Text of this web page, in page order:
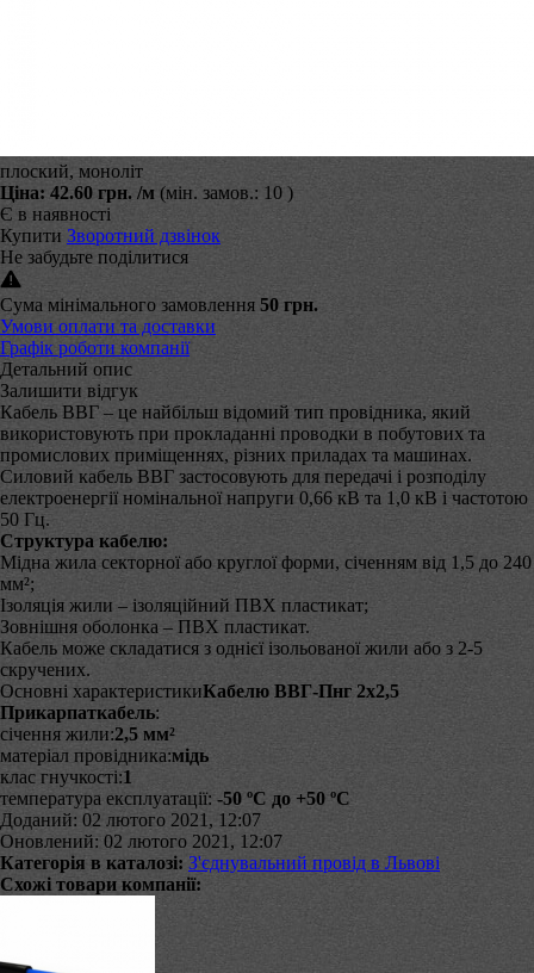
плоский, моноліт
Ціна: 42.60 грн. /м (мін. замов.: 10 )
Є в наявності
Купити Зворотний дзвінок
Не забудьте поділитися
Сума мінімального замовлення 50 грн.
Умови оплати та доставки
Графік роботи компанії
Детальний опис
Залишити відгук
Кабель ВВГ – це найбільш відомий тип провідника, який
використовують при прокладанні проводки в побутових та
промислових приміщеннях, різних приладах та машинах.
Силовий кабель ВВГ застосовують для передачі і розподілу
електроенергії номінальної напруги 0,66 кВ та 1,0 кВ і частотою
50 Гц.
Структура кабелю:
Мідна жила секторної або круглої форми, січенням від 1,5 до 240
мм²;
Ізоляція жили – ізоляційний ПВХ пластикат;
Зовнішня оболонка – ПВХ пластикат.
Кабель може складатися з однієї ізольованої жили або з 2-5
скручених.
Основні характеристикиКабелю ВВГ-Пнг 2х2,5
Прикарпаткабель:
січення жили:2,5 мм²
матеріал провідника:мідь
клас гнучкості:1
температура експлуатації: -50 ºС до +50 ºС
Доданий: 02 лютого 2021, 12:07
Оновлений: 02 лютого 2021, 12:07
Категорія в каталозі: З'єднувальний провід в Львові
Схожі товари компанії: